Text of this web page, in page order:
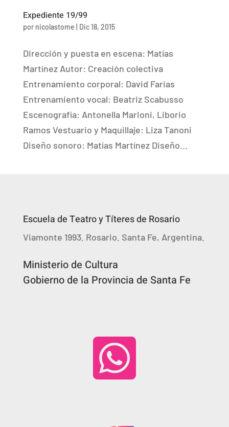
Expediente 19/99
por nicolastome Dic 18, 2015
Dirección y puesta en escena: Matías
Martínez Autor: Creación colectiva
Entrenamiento corporal: David Farias
Entrenamiento vocal: Beatriz Scabusso
Escenografía: Antonella Marioni, Liborio
Ramos Vestuario y Maquillaje: Liza Tanoni
Diseño sonoro: Matías Martínez Diseño...
Escuela de Teatro y Títeres de Rosario
Viamonte 1993. Rosario. Santa Fe, Argentina.
Ministerio de Cultura
Gobierno de la Provincia de Santa Fe
